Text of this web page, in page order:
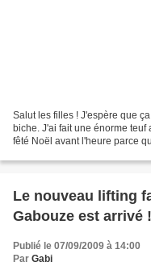
Salut les filles ! J'espère que
biche. J'ai fait une énorme
fêté Noël avant l'heure parce
Le nouveau lifting
Gabouze est arrivé
Publié le 07/09/2009 à 14:00
Par Gabi